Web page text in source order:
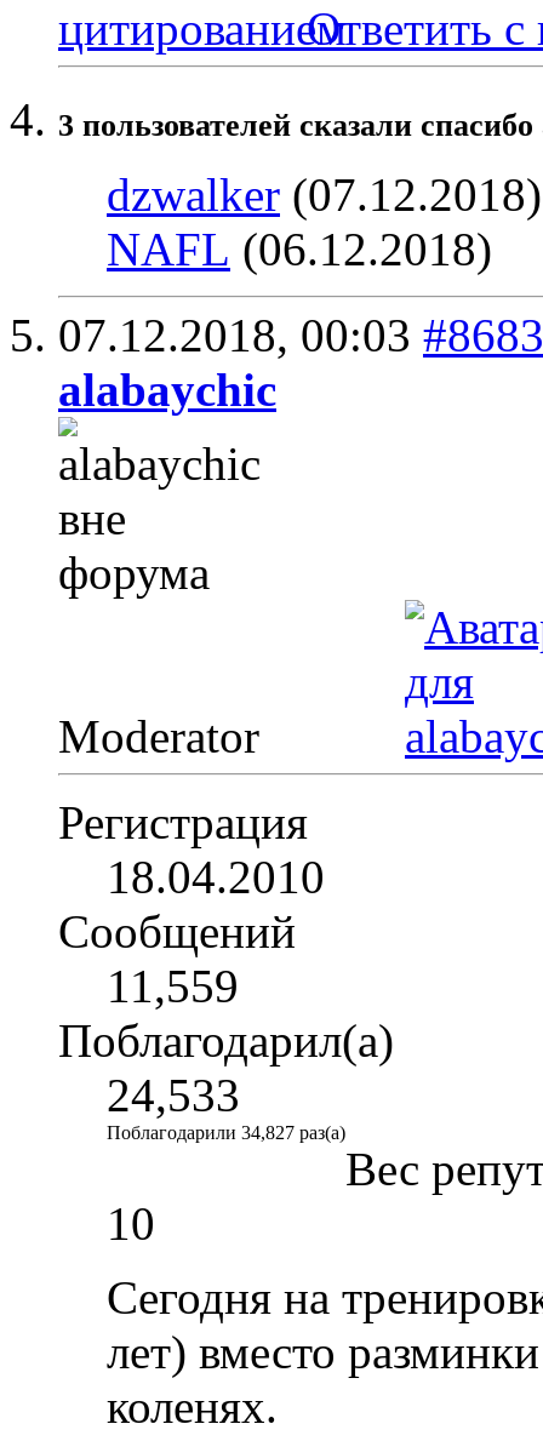
Ответить с
3 пользователей сказали
dzwalker
NAFL (06.12.2018)
07.12.2018, 00:03 #8683
alabaychic
Moderator
Регистрация
18.04.2010
Сообщений
11,559
Поблагодарил(а)
24,533
Поблагодарили 34,827 раз(а)
Вес
10
Сегодня на
лет) вместо
коленях.